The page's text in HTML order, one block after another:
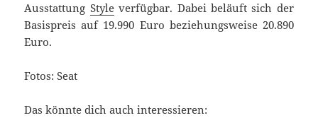
Ausstattung Styleverfügbar. Dabei beläuft sich der
Basispreis auf 19.990 Euro beziehungsweise 20.890
Euro.
Fotos: Seat
Das könnte dich auch interessieren: